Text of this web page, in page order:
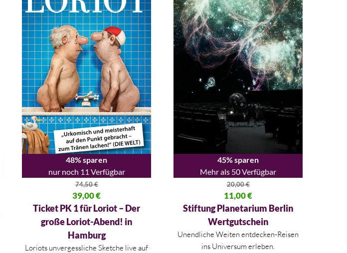
48% sparen
nur noch 11 Verfügbar
74,50€
Ursprünglicher Preis war: 74,50 €
39,00€
Aktueller Preis ist: 39,00 €.
Ticket PK 1 für Loriot – Der
große Loriot-Abend! in
Hamburg
Loriots unvergessliche Sketche live auf
45% sparen
Mehr als 50 Verfügbar
20,00€
Ursprünglicher Preis war: 20,00 €
11,00€
Aktueller Preis ist: 11,00 €.
Stiftung Planetarium Berlin
Wertgutschein
Unendliche Weiten entdecken-Reisen
ins Universum erleben.